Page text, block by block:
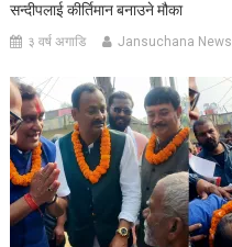
सन्दीपलाई कीर्तिमान बनाउने मौका
३ वर्ष अगाडि Jansuchana News